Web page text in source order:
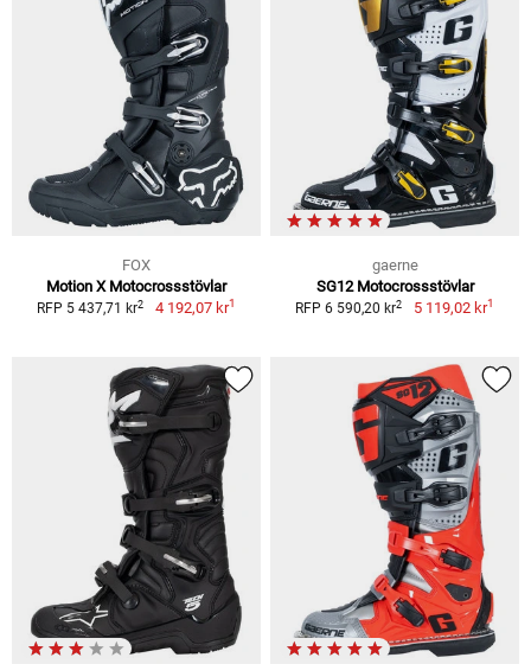
FOX
Motion X Motocrossstövlar
RFP 5 437,71 kr2 4 192,07 kr1
gaerne
SG12 Motocrossstövlar
RFP 6 590,20 kr2 5 119,02 kr1